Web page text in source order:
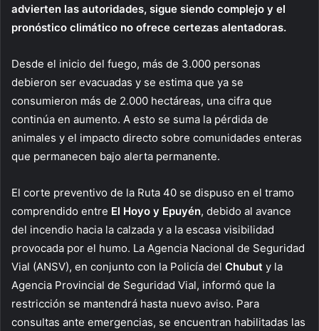
advierten las autoridades, sigue siendo complejo y el
pronóstico climático no ofrece certezas alentadoras.
Desde el inicio del fuego, más de 3.000 personas
debieron ser evacuadas y se estima que ya se
consumieron más de 2.000 hectáreas, una cifra que
continúa en aumento. A esto se suma la pérdida de
animales y el impacto directo sobre comunidades enteras
que permanecen bajo alerta permanente.
El corte preventivo de la Ruta 40 se dispuso en el tramo
comprendido entre El Hoyo y Epuyén, debido al avance
del incendio hacia la calzada y a la escasa visibilidad
provocada por el humo. La Agencia Nacional de Seguridad
Vial (ANSV), en conjunto con la Policía del Chubut y la
Agencia Provincial de Seguridad Vial, informó que la
restricción se mantendrá hasta nuevo aviso. Para
consultas ante emergencias, se encuentran habilitadas las